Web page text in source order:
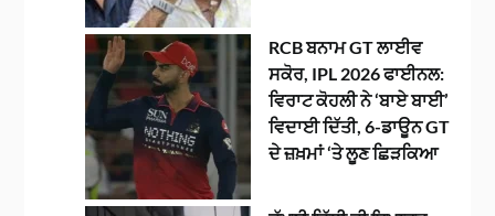
RCB ਬਨਾਮ GT ਲਾਈਵ
ਸਕੋਰ, IPL 2026 ਫਾਈਨਲ:
ਵਿਰਾਟ ਕੋਹਲੀ ਨੇ ‘ਬਾਏ ਬਾਈ’
ਵਿਦਾਈ ਦਿੱਤੀ, 6-ਡਾਊਨ GT
ਦੇ ਜ਼ਖ਼ਮਾਂ ‘ਤੇ ਲੂਣ ਛਿੜਕਿਆ